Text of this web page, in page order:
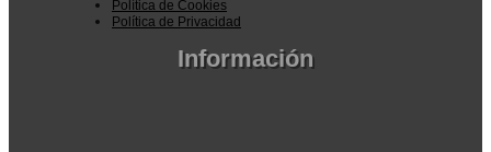
Política de Cookies
Política de Privacidad
Información